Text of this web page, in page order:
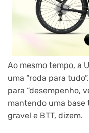
Ao mesmo tempo, a
uma “roda para
para “desempenho,
mantendo uma
gravel e BTT, dizem.